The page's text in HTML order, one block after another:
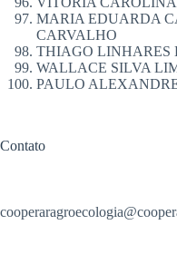
MARIA EDUARDA
CARVALHO
THIAGO LINHARES
WALLACE SILVA
PAULO
Contato